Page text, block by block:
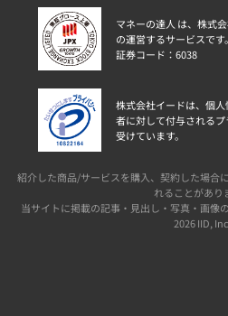
マネーの達人 は、株式
の運営するサービスです。
証券コード：6038
株式会社イードは、個
者に対して付与される
受けています。
紹介した商品/サービスを購入、契約した場合
れることがあり
当サイトに掲載の記事・見出し・写真・画
2026 IID,